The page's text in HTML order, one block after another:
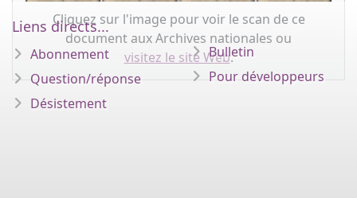
Cliquez sur l'image pour voir le scan de ce
document aux Archives nationales ou
visitez le site Web.
Liens directs...
Abonnement
Question/réponse
Désistement
Bulletin
Pour développeurs